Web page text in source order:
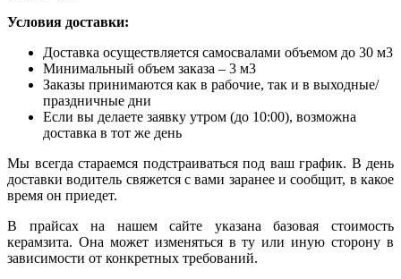
Условия доставки:
Доставка осуществляется самосвалами объемом до 30 м3
Минимальный объем заказа – 3 м3
Заказы принимаются как в рабочие, так и в выходные/
праздничные дни
Если вы делаете заявку утром (до 10:00), возможна
доставка в тот же день
Мы всегда стараемся подстраиваться под ваш график. В день
доставки водитель свяжется с вами заранее и сообщит, в какое
время он приедет.
В прайсах на нашем сайте указана базовая стоимость
керамзита. Она может изменяться в ту или иную сторону в
зависимости от конкретных требований.